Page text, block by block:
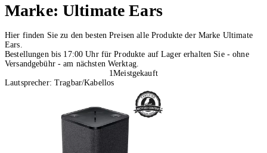
Marke: Ultimate Ears
Hier finden Sie zu den besten Preisen alle Produkte der Marke Ultimate
Ears.
Bestellungen bis 17:00 Uhr für Produkte auf Lager erhalten Sie - ohne
Versandgebühr - am nächsten Werktag.
1Meistgekauft
Lautsprecher: Tragbar/Kabellos